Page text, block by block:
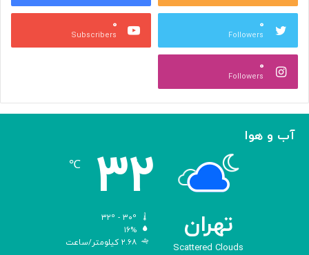
ن
ه‌
ی
ی
ک
۰
Followers
۰
Subscribers
۰
Followers
آب و هوا
تهران
Scattered Clouds
۳۲ ℃
۱۶%
۲.۶۸ کیلومتر/ساعت